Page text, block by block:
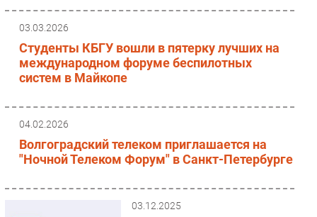
03.03.2026
Студенты КБГУ вошли в пятерку лучших на
международном форуме беспилотных
систем в Майкопе
04.02.2026
Волгоградский телеком приглашается на
"Ночной Телеком Форум" в Санкт-Петербурге
03.12.2025